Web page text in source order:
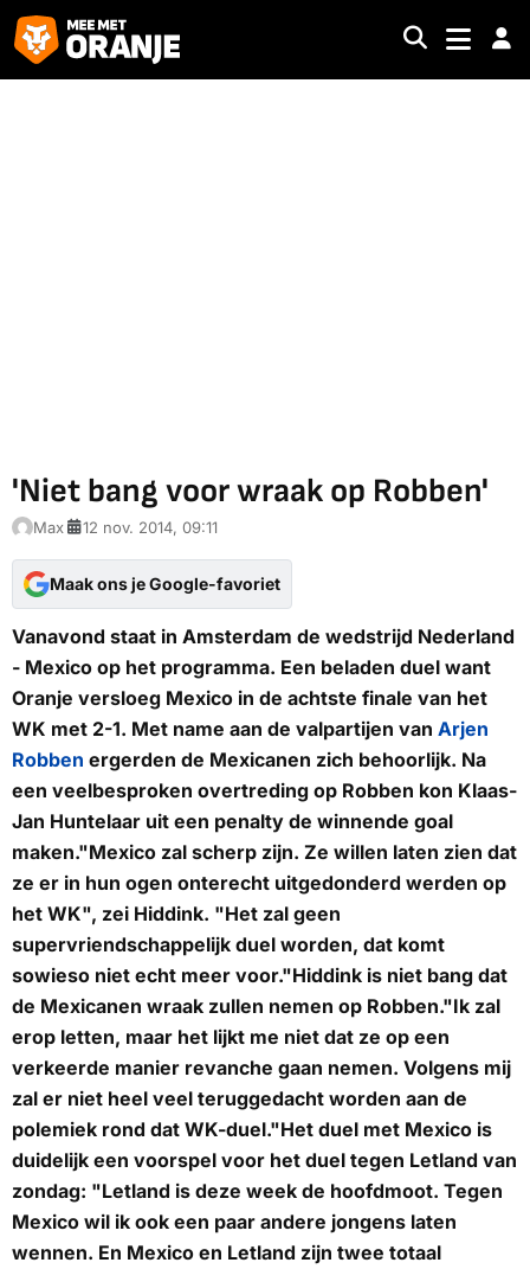
'Niet bang voor wraak op Robben'
Max 12 nov. 2014, 09:11
Maak ons je Google-favoriet
Vanavond staat in Amsterdam de wedstrijd Nederland
- Mexico op het programma. Een beladen duel want
Oranje versloeg Mexico in de achtste finale van het
WK met 2-1. Met name aan de valpartijen van Arjen
Robben ergerden de Mexicanen zich behoorlijk. Na
een veelbesproken overtreding op Robben kon Klaas-
Jan Huntelaar uit een penalty de winnende goal
maken."Mexico zal scherp zijn. Ze willen laten zien dat
ze er in hun ogen onterecht uitgedonderd werden op
het WK", zei Hiddink. "Het zal geen
supervriendschappelijk duel worden, dat komt
sowieso niet echt meer voor."Hiddink is niet bang dat
de Mexicanen wraak zullen nemen op Robben."Ik zal
erop letten, maar het lijkt me niet dat ze op een
verkeerde manier revanche gaan nemen. Volgens mij
zal er niet heel veel teruggedacht worden aan de
polemiek rond dat WK-duel."Het duel met Mexico is
duidelijk een voorspel voor het duel tegen Letland van
zondag: "Letland is deze week de hoofdmoot. Tegen
Mexico wil ik ook een paar andere jongens laten
wennen. En Mexico en Letland zijn twee totaal